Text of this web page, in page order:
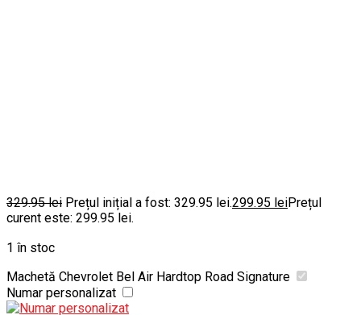
329.95lei Prețul inițial a fost: 329.95 lei.299.95 leiPrețul
curent este: 299.95 lei.
1 în stoc
Machetă Chevrolet Bel Air Hardtop Road Signature
Numar personalizat